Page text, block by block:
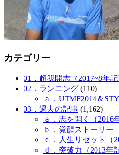
カテゴリー
01．超我開志（2017~8年記
02．ランニング (110)
ａ．UTMF2014＆
03．過去の記事 (1,162)
ａ．志を開く（2016
ｂ．覚醒ストーリー
ｃ．人生リセット（
ｄ．突破力（2013年